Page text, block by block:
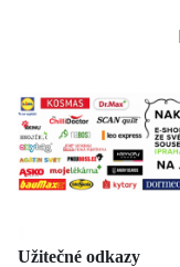
Užitečné odkazy